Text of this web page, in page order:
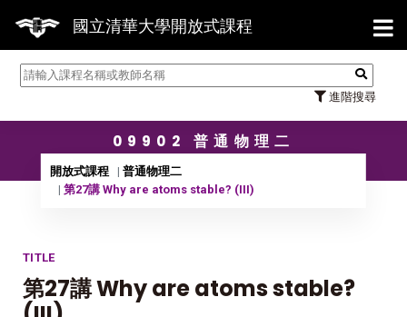
國立清華大學開放式課程
進階搜尋
【
09902 普通物理二
開放式課程
普通物理二
第27講 Why are atoms stable? (III)
TITLE
第27講 Why are atoms stable?